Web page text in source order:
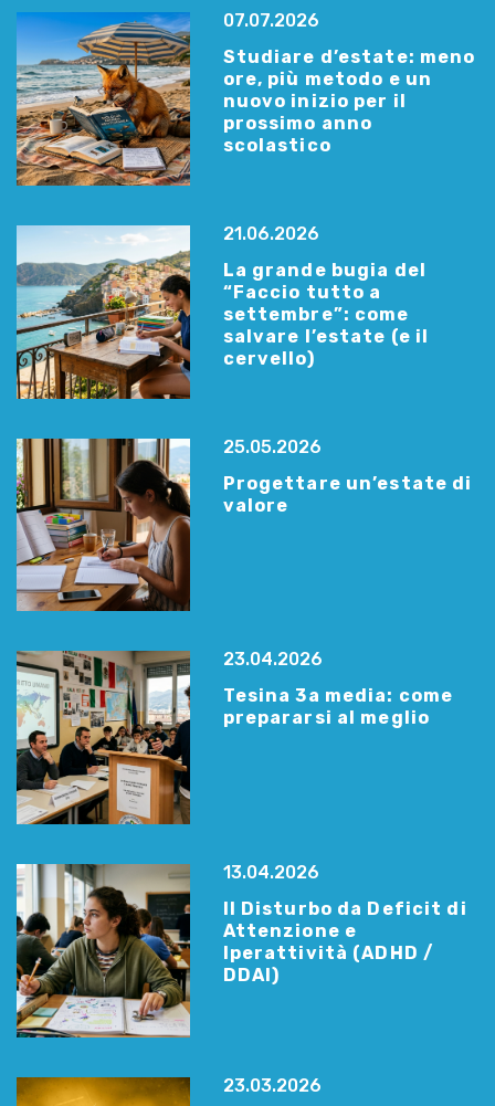
07.07.2026
Studiare d’estate: meno
ore, più metodo e un
nuovo inizio per il
prossimo anno
scolastico
21.06.2026
La grande bugia del
“Faccio tutto a
settembre”: come
salvare l’estate (e il
cervello)
25.05.2026
Progettare un’estate di
valore
23.04.2026
Tesina 3a media: come
prepararsi al meglio
13.04.2026
Il Disturbo da Deficit di
Attenzione e
Iperattività (ADHD /
DDAI)
23.03.2026